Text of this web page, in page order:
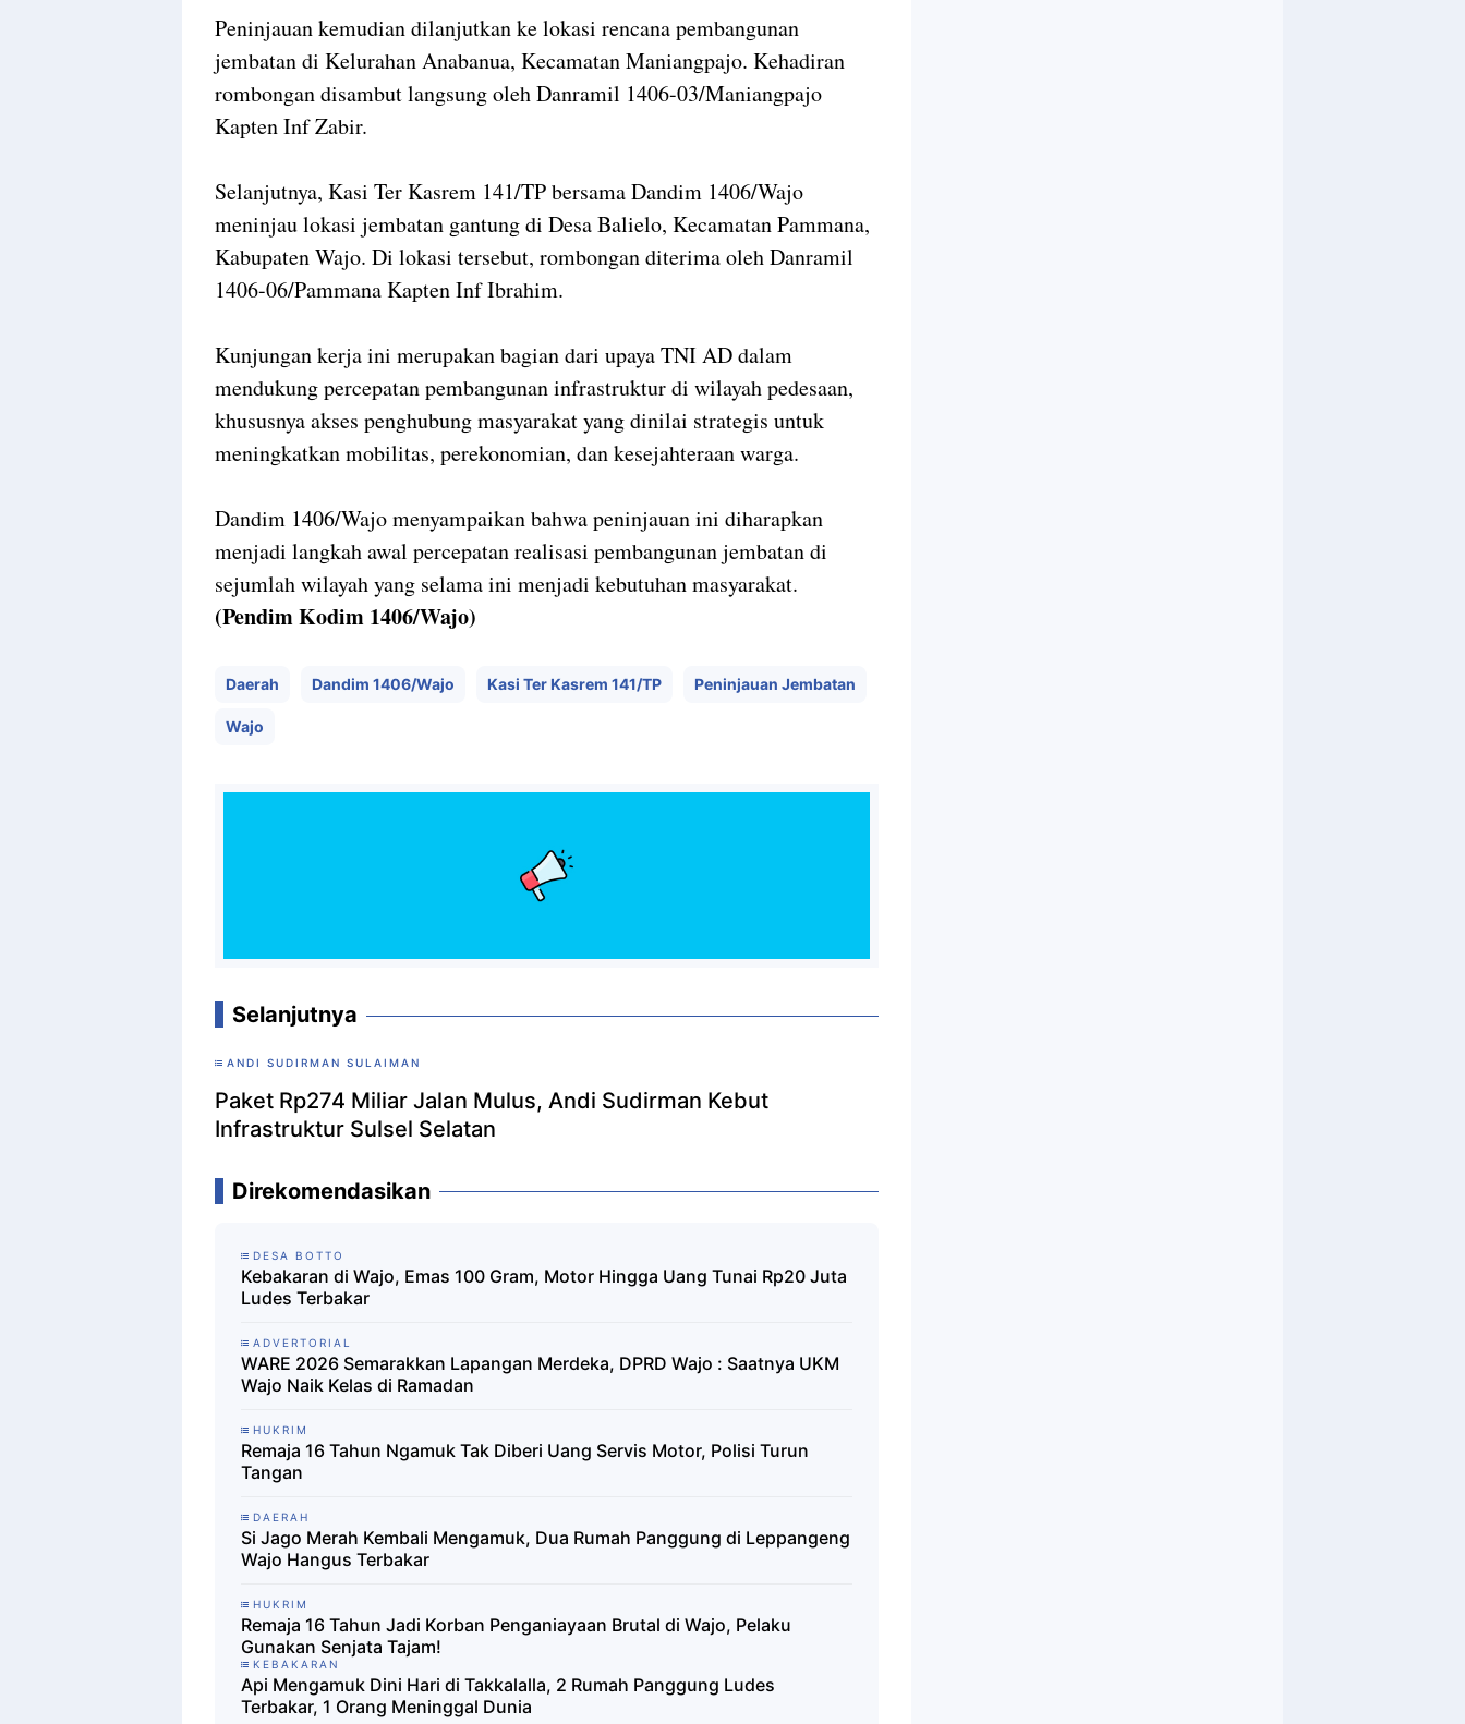
Peninjauan kemudian dilanjutkan ke lokasi rencana pembangunan
jembatan di Kelurahan Anabanua, Kecamatan Maniangpajo. Kehadiran
rombongan disambut langsung oleh Danramil 1406-03/Maniangpajo
Kapten Inf Zabir.
Selanjutnya, Kasi Ter Kasrem 141/TP bersama Dandim 1406/Wajo
meninjau lokasi jembatan gantung di Desa Balielo, Kecamatan Pammana,
Kabupaten Wajo. Di lokasi tersebut, rombongan diterima oleh Danramil
1406-06/Pammana Kapten Inf Ibrahim.
Kunjungan kerja ini merupakan bagian dari upaya TNI AD dalam
mendukung percepatan pembangunan infrastruktur di wilayah pedesaan,
khususnya akses penghubung masyarakat yang dinilai strategis untuk
meningkatkan mobilitas, perekonomian, dan kesejahteraan warga.
Dandim 1406/Wajo menyampaikan bahwa peninjauan ini diharapkan
menjadi langkah awal percepatan realisasi pembangunan jembatan di
sejumlah wilayah yang selama ini menjadi kebutuhan masyarakat.
(Pendim Kodim 1406/Wajo)
Daerah Dandim 1406/Wajo Kasi Ter Kasrem 141/TP Peninjauan Jembatan
Wajo
Selanjutnya
ANDI SUDIRMAN SULAIMAN
Paket Rp274 Miliar Jalan Mulus, Andi Sudirman Kebut
Infrastruktur Sulsel Selatan
Direkomendasikan
DESA BOTTO
Kebakaran di Wajo, Emas 100 Gram, Motor Hingga Uang Tunai Rp20 Juta
Ludes Terbakar
ADVERTORIAL
WARE 2026 Semarakkan Lapangan Merdeka, DPRD Wajo : Saatnya UKM
Wajo Naik Kelas di Ramadan
HUKRIM
Remaja 16 Tahun Ngamuk Tak Diberi Uang Servis Motor, Polisi Turun
Tangan
DAERAH
Si Jago Merah Kembali Mengamuk, Dua Rumah Panggung di Leppangeng
Wajo Hangus Terbakar
HUKRIM
Remaja 16 Tahun Jadi Korban Penganiayaan Brutal di Wajo, Pelaku
Gunakan Senjata Tajam!
KEBAKARAN
Api Mengamuk Dini Hari di Takkalalla, 2 Rumah Panggung Ludes
Terbakar, 1 Orang Meninggal Dunia